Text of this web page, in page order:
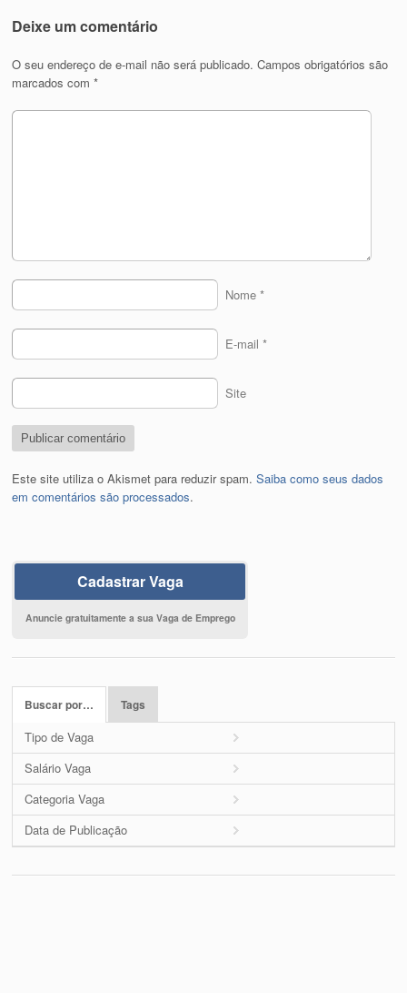
Deixe um comentário
O seu endereço de e-mail não será publicado. Campos obrigatórios são
marcados com*
Nome *
E-mail *
Site
Este site utiliza o Akismet para reduzir spam.Saiba como seus dados
em comentários são processados.
Cadastrar Vaga
Anuncie gratuitamente a sua Vaga de Emprego
Buscar por… Tags
Tipo de Vaga
Salário Vaga
Categoria Vaga
Data de Publicação